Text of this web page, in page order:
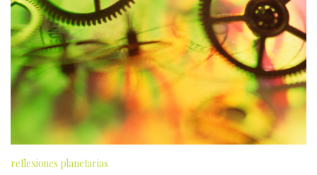
reflexiones planetarias